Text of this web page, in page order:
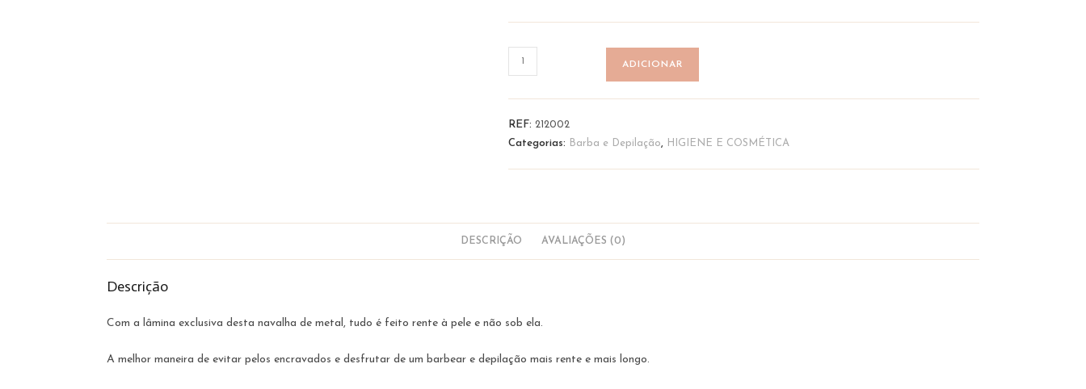
Quantidade
de
Aparelho
Depilatório
Corpo
ADICIONAR
REF: 212002
Categorias:
Barba e Depilação, HIGIENE E COSMÉTICA
DESCRIÇÃO AVALIAÇÕES (0)
Descrição
Com a lâmina exclusiva desta navalha de metal, tudo é feito rente à pele e não sob ela.
A melhor maneira de evitar pelos encravados e desfrutar de um barbear e depilação mais rente e mais longo.